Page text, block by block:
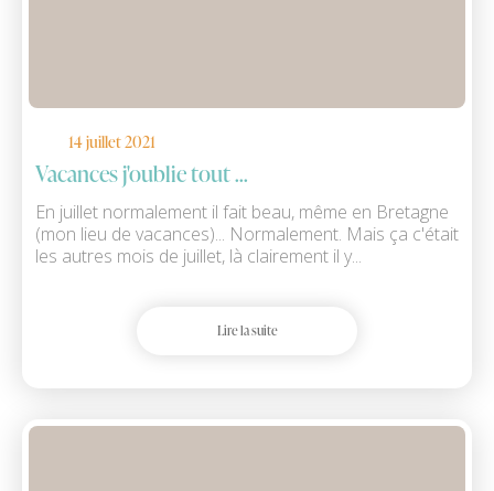
14 juillet 2021
Vacances j'oublie tout ...
En juillet normalement il fait beau, même en Bretagne
(mon lieu de vacances)... Normalement. Mais ça c'était
les autres mois de juillet, là clairement il y...
Lire la suite